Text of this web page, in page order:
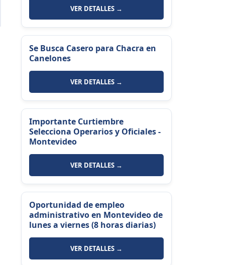
VER DETALLES →
Se Busca Casero para Chacra en
Canelones
VER DETALLES →
Importante Curtiembre
Selecciona Operarios y Oficiales -
Montevideo
VER DETALLES →
Oportunidad de empleo
administrativo en Montevideo de
lunes a viernes (8 horas diarias)
VER DETALLES →